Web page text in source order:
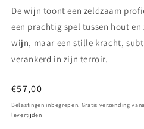
De wijn toont een zeldzaam
een prachtig spel tussen hout en
wijn, maar een stille kracht,
verankerd in zijn terroir.
Normale
prijs
€57,00
Belastingen inbegrepen. Gratis verzending
levertijden